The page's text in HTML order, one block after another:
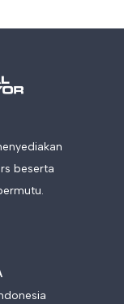
beserta